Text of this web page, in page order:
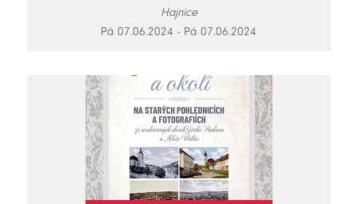
Hajnice
Pá 07.06.2024 - Pá 07.06.2024